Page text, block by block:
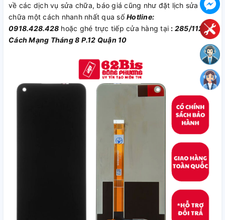
về các dịch vụ sửa chữa, báo giá cũng như đặt lịch sửa
chữa một cách nhanh nhất qua sốHotline:
0918.428.428 hoặc ghé trực tiếp cửa hàng tại : 285/112
Cách Mạng Tháng 8 P.12 Quận 10